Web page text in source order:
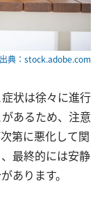
出典：stock.adobe.com
状は徐々に進行
あるため、注意
第に悪化して関
最終的には安静
あります。